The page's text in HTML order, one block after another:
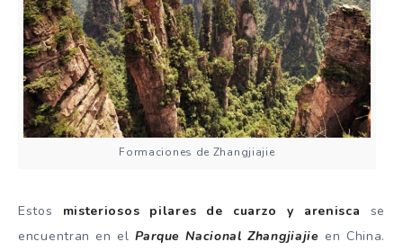
Formaciones de Zhangjiajie
Estos misteriosos pilares de cuarzo y arenisca se
encuentran en el Parque Nacional Zhangjiajie en China.